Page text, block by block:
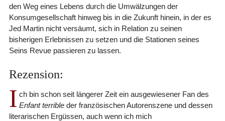
den Weg eines Lebens durch die Umwälzungen der
Konsumgesellschaft hinweg bis in die Zukunft hinein, in der es
Jed Martin nicht versäumt, sich in Relation zu seinen
bisherigen Erlebnissen zu setzen und die Stationen seines
Seins Revue passieren zu lassen.
Rezension:
I ch bin schon seit längerer Zeit ein ausgewiesener Fan des
Enfant terribleder französischen Autorenszene und dessen
literarischen Ergüssen, auch wenn ich mich